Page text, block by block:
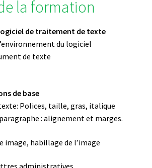
la formation
de traitement de texte
du logiciel
de texte
de base
Polices, taille, gras, italique
: alignement et marges.
image, habillage de l’image